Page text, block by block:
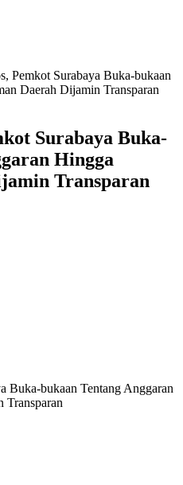
Pemkot Surabaya Buka-bukaan
Daerah Dijamin Transparan
Surabaya Buka-
Hingga
Transparan
Buka-bukaan Tentang Anggaran
Transparan